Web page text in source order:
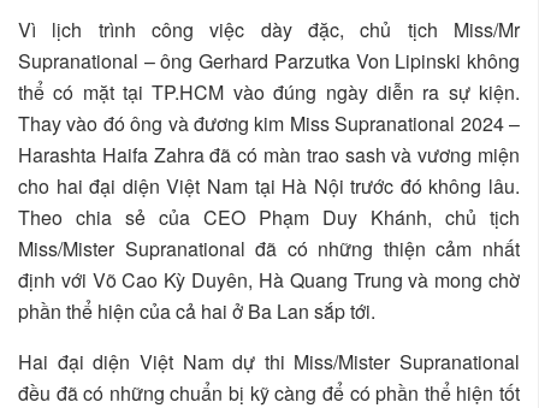
Vì lịch trình công việc dày đặc, chủ tịch Miss/Mr
Supranational – ông Gerhard Parzutka Von Lipinski không
thể có mặt tại TP.HCM vào đúng ngày diễn ra sự kiện.
Thay vào đó ông và đương kim Miss Supranational 2024 –
Harashta Haifa Zahra đã có màn trao sash và vương miện
cho hai đại diện Việt Nam tại Hà Nội trước đó không lâu.
Theo chia sẻ của CEO Phạm Duy Khánh, chủ tịch
Miss/Mister Supranational đã có những thiện cảm nhất
định với Võ Cao Kỳ Duyên, Hà Quang Trung và mong chờ
phần thể hiện của cả hai ở Ba Lan sắp tới.
Hai đại diện Việt Nam dự thi Miss/Mister Supranational
đều đã có những chuẩn bị kỹ càng để có phần thể hiện tốt